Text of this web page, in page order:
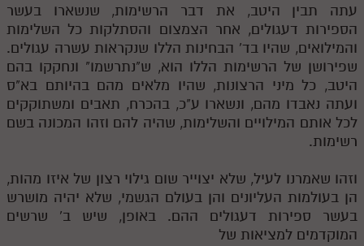
עתה תבין היטב, את דבר הרשימות, שנשארו בעשר
הספירות דעגולים, אחר הצמצום והסתלקות כל השלימות
והמילואים, שהיו בד' הבחינות הללו שנקראות עשרה עגולים.
שפירושן של הרשימות הללו הוא, ש"נתרשמו" ונחקקו בהם
היטב, כל מיני הרצונות, שהיו מלאים מהם בהיותם בא"ס
ועתה נאבדו מהם, ונשארו ע"כ, בהכרח, תאבים ומשתוקקים
לכל אותם המילויים והשלימות, שהיה להם וזהו המכונה בשם
רשימות.
וזהו שאמרנו לעיל, שלא יצוייר שום גילוי רצון של איזו מהות,
הן בעולמות העליונים והן בעולם הגשמי, שלא יהיה מושרש
בעשר ספירות דעגולים ההם. באופן, שיש ב' שרשים
המוקדמים למציאות של